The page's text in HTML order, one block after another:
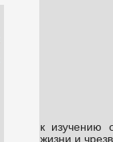
к изучению
жизни и